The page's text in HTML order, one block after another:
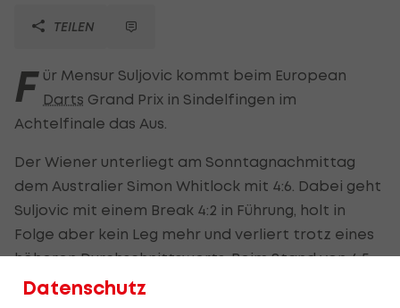
TEILEN
F ür Mensur Suljovic kommt beim European
Darts Grand Prix in Sindelfingen im
Achtelfinale das Aus.
Der Wiener unterliegt am Sonntagnachmittag
dem Australier Simon Whitlock mit 4:6. Dabei geht
Suljovic mit einem Break 4:2 in Führung, holt in
Folge aber kein Leg mehr und verliert trotz eines
höheren Durchschnittswerts. Beim Stand von 4:5
vergibt Suljovic die Chance, sich noch einmal ins
Datenschutz